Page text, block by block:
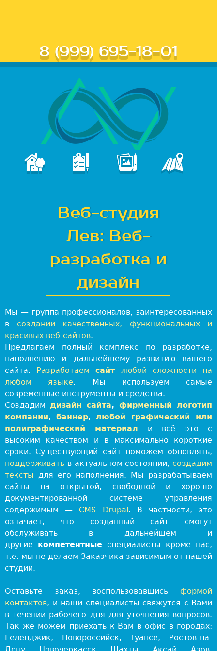
8 (999) 695-18-01
е
в
:
В
е
б
-
р
а
з
р
а
б
о
т
к
а
и
д
и
з
а
й
в
г
о
р
о
Веб-студия
Лев: Веб-
разработка и
дизайн
Мы — группа профессионалов, заинтересованных
в создании качественных, функциональных и
красивых веб-сайтов.
Предлагаем полный комплекс по разработке,
наполнению и дальнейшему развитию вашего
сайта. Разработаемсайт
любой сложности на
любом языке. Мы используем самые
современные инструменты и средства.
Создадим дизайн сайта, фирменный логотип
компании, баннер, любой графический или
полиграфический материал и всё это с
высоким качеством и в максимально короткие
сроки. Существующий сайт поможем обновлять,
поддерживать в актуальном состоянии, создадим
тексты для его наполнения. Мы разрабатываем
сайты на открытой, свободной и хорошо
документированной системе управления
содержимым — CMS Drupal. В частности, это
означает, что созданный сайт смогут
обслуживать в дальнейшем и
другие компетентные специалисты кроме нас,
т.е. мы не делаем Заказчика зависимым от нашей
студии.
Оставьте заказ, воспользовавшись формой
контактов, и наши специалисты свяжутся с Вами
в течении рабочего дня для уточнения вопросов.
Так же можем приехать к Вам в офис в городах:
Геленджик, Новороссийск, Туапсе, Ростов-на-